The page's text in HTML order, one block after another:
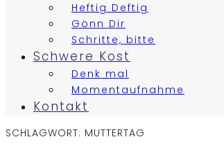
Heftig Deftig
Gönn Dir
Schritte, bitte
Schwere Kost
Denk mal
Momentaufnahme
Kontakt
SCHLAGWORT: MUTTERTAG